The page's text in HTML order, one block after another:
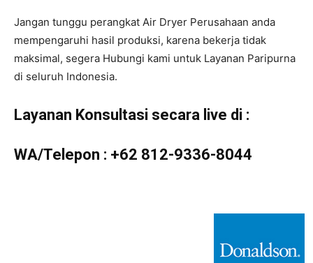
Jangan tunggu perangkat Air Dryer Perusahaan anda
mempengaruhi hasil produksi, karena bekerja tidak
maksimal, segera Hubungi kami untuk Layanan Paripurna
di seluruh Indonesia.
Layanan Konsultasi secara live di :
WA/Telepon : +62 812-9336-8044